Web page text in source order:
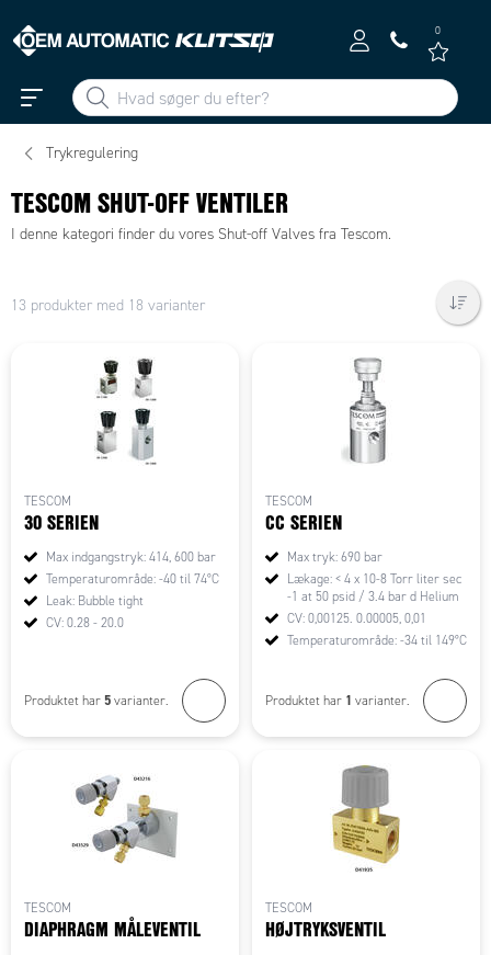
0
Trykregulering
TESCOM SHUT-OFF VENTILER
I denne kategori finder du vores Shut-off Valves fra Tescom.
13 produkter med 18 varianter
TESCOM
30 SERIEN
Max indgangstryk: 414, 600 bar
Temperaturområde: -40 til 74°C
Leak: Bubble tight
CV: 0.28 - 20.0
Produktet har 5 varianter.
TESCOM
CC SERIEN
Max tryk: 690 bar
Lækage: < 4 x 10-8 Torr liter sec
-1 at 50 psid / 3.4 bar d Helium
CV: 0,00125. 0.00005, 0,01
Temperaturområde: -34 til 149°C
Produktet har 1 varianter.
TESCOM
DIAPHRAGM MÅLEVENTIL
TESCOM
HØJTRYKSVENTIL